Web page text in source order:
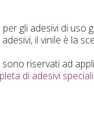
gli adesivi di uso
il vinile è la
riservati ad
di adesivi speciali